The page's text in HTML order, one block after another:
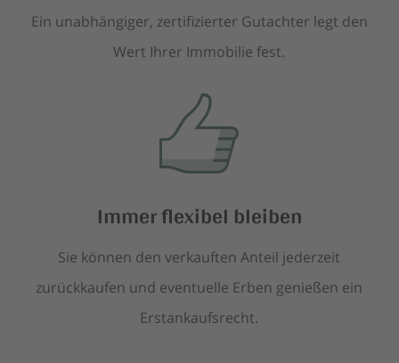
Ein unabhängiger, zertifizierter Gutachter legt den
Wert Ihrer Immobilie fest.
Immer flexibel bleiben
Sie können den verkauften Anteil jederzeit
zurückkaufen und eventuelle Erben genießen ein
Erstankaufsrecht.